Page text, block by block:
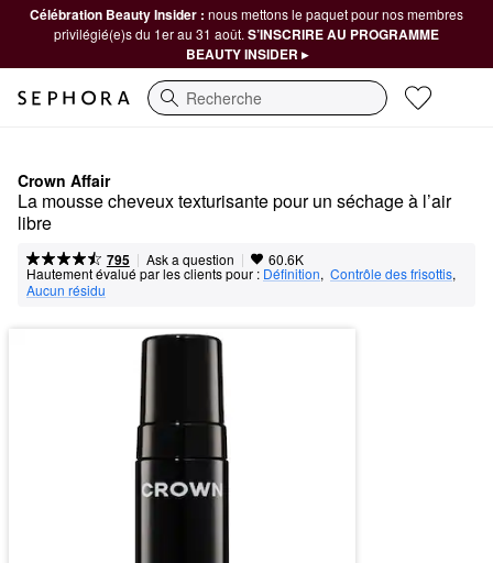
Célébration Beauty Insider : nous mettons le paquet pour nos membres
privilégié(e)s du 1er au 31 août. S’INSCRIRE AU PROGRAMME
BEAUTY INSIDER ▸
Recherche
Crown Affair
La mousse cheveux texturisante pour un séchage à l’air
libre
795 | Ask a question | 60.6K
Hautement évalué par les clients pour : Définition, Contrôle des frisottis,
Aucun résidu